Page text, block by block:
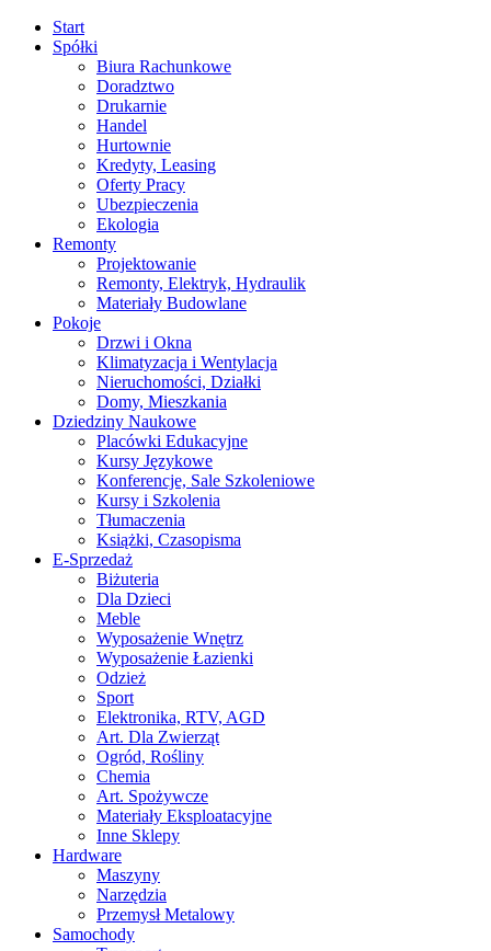
Start
Spółki
Biura Rachunkowe
Doradztwo
Drukarnie
Handel
Hurtownie
Kredyty, Leasing
Oferty Pracy
Ubezpieczenia
Ekologia
Remonty
Projektowanie
Remonty, Elektryk, Hydraulik
Materiały Budowlane
Pokoje
Drzwi i Okna
Klimatyzacja i Wentylacja
Nieruchomości, Działki
Domy, Mieszkania
Dziedziny Naukowe
Placówki Edukacyjne
Kursy Językowe
Konferencje, Sale Szkoleniowe
Kursy i Szkolenia
Tłumaczenia
Książki, Czasopisma
E-Sprzedaż
Biżuteria
Dla Dzieci
Meble
Wyposażenie Wnętrz
Wyposażenie Łazienki
Odzież
Sport
Elektronika, RTV, AGD
Art. Dla Zwierząt
Ogród, Rośliny
Chemia
Art. Spożywcze
Materiały Eksploatacyjne
Inne Sklepy
Hardware
Maszyny
Narzędzia
Przemysł Metalowy
Samochody